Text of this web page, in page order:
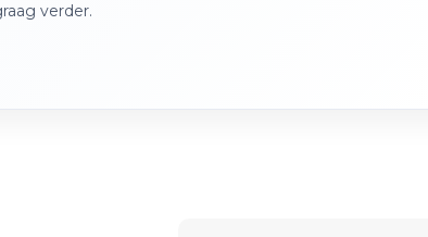
verder.